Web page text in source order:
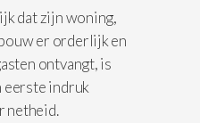
dat zijn woning,
er orderlijk en
ontvangt, is
eerste indruk
netheid.